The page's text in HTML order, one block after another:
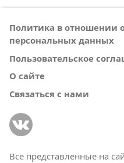
Политика в отношении
персональных данных
Пользовательское
О сайте
Связаться с нами
Все представленные на